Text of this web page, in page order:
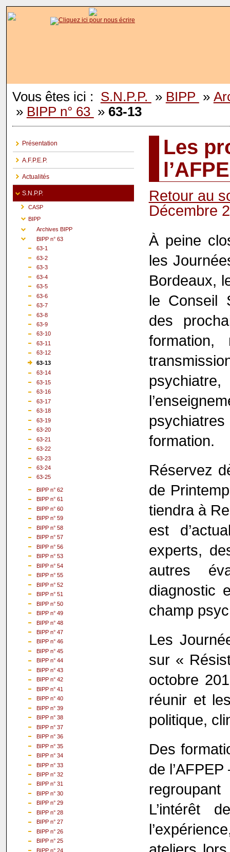
Vous êtes ici : S.N.P.P. » BIPP »
» BIPP n° 63 » 63-13
Présentation
A.F.P.E.P.
Actualités
S.N.P.P.
CASP
BIPP
Archives BIPP
BIPP n° 63
63-1
63-2
63-3
63-4
63-5
63-6
63-7
63-8
63-9
63-10
63-11
63-12
63-13
63-14
63-15
63-16
63-17
63-18
63-19
63-20
63-21
63-22
63-23
63-24
63-25
BIPP n° 62
BIPP n° 61
BIPP n° 60
BIPP n° 59
BIPP n° 58
BIPP n° 57
BIPP n° 56
BIPP n° 53
BIPP n° 54
BIPP n° 55
BIPP n° 52
BIPP n° 51
BIPP n° 50
BIPP n° 49
BIPP n° 48
BIPP n° 47
BIPP n° 46
BIPP n° 45
BIPP n° 44
BIPP n° 43
BIPP n° 42
BIPP n° 41
BIPP n° 40
BIPP n° 39
BIPP n° 38
BIPP n° 37
BIPP n° 36
BIPP n° 35
BIPP n° 34
BIPP n° 33
BIPP n° 32
BIPP n° 31
BIPP n° 30
BIPP n° 29
BIPP n° 28
BIPP n° 27
BIPP n° 26
BIPP n° 25
BIPP n° 24
Les
Retour au
Décembre
À peine
les
Bordeaux,
le Conseil
des
formation,
formation.
Réservez
de
tiendra à
est
experts,
autres
diagnostic
champ
Les
sur «
octobre
réunir et
politique,
Des
de
L’intérêt